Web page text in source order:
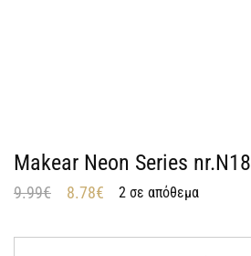
Makear Neon Series nr.N18
9.99€ 8.78€ 2 σε απόθεμα